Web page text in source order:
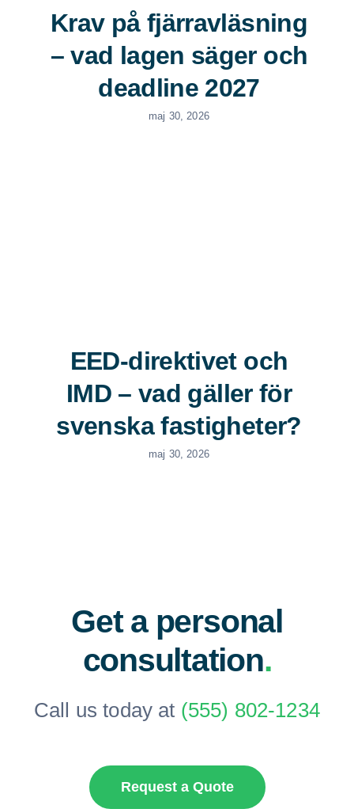
Krav på fjärravläsning
– vad lagen säger och
deadline 2027
maj 30, 2026
EED-direktivet och
IMD – vad gäller för
svenska fastigheter?
maj 30, 2026
Get a personal
consultation.
Call us today at (555) 802-1234
Request a Quote